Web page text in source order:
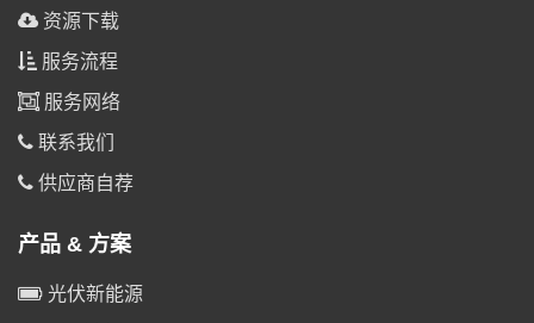
资源下载
服务流程
服务网络
联系我们
供应商自荐
产品 & 方案
光伏新能源